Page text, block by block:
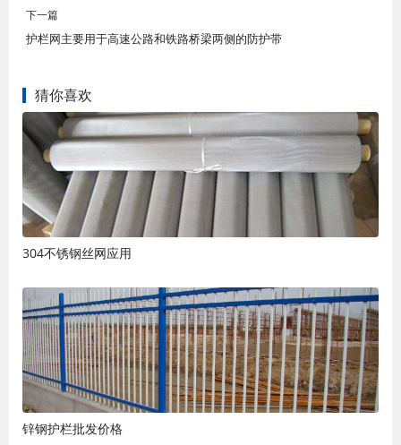
下一篇
护栏网主要用于高速公路和铁路桥梁两侧的防护带
猜你喜欢
304不锈钢丝网应用
锌钢护栏批发价格